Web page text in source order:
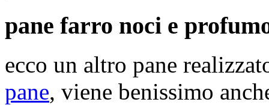
pane farro noci e
ecco un altro pane
pane, viene benissimo